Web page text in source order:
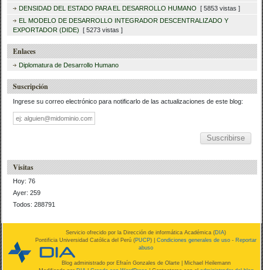
DENSIDAD DEL ESTADO PARA EL DESARROLLO HUMANO [ 5853 vistas ]
EL MODELO DE DESARROLLO INTEGRADOR DESCENTRALIZADO Y
EXPORTADOR (DIDE) [ 5273 vistas ]
Enlaces
Diplomatura de Desarrollo Humano
Suscripción
Ingrese su correo electrónico para notificarlo de las actualizaciones de este blog:
Dirección
de
correo
Visitas
Hoy: 76
Ayer: 259
Todos: 288791
Servicio ofrecido por la Dirección de informática Académica (DIA)
Pontificia Universidad Católica del Perú (PUCP) |Condiciones generales de uso - Reportar
abuso
Blog administrado por Efraín Gonzales de Olarte| Michael Heilemann